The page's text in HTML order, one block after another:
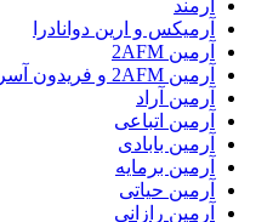
آرمند
آرمیکس و ارین دوانادرا
آرمین 2AFM
آرمین 2AFM و فریدون آسرایی
آرمین آراد
آرمین اتباعی
آرمین بابادی
آرمین برمایه
آرمین حیاتی
آرمین رازانی